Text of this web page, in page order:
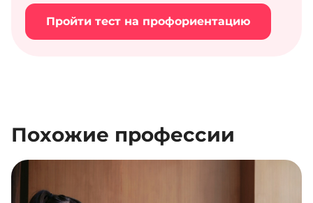
Пройти тест на профориентацию
Похожие профессии